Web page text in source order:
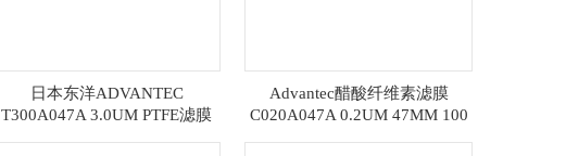
日本东洋ADVANTEC
T300A047A 3.0UM PTFE滤膜
Advantec醋酸纤维素滤膜
C020A047A 0.2UM 47MM 100